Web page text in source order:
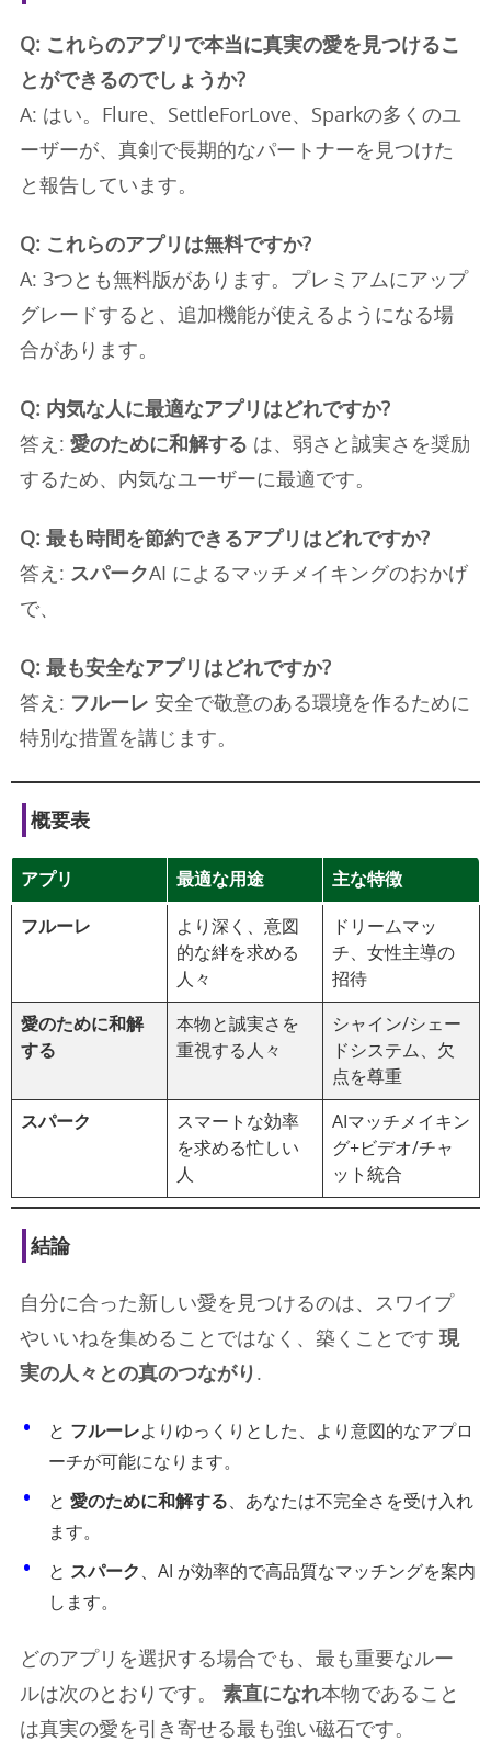
Q: これらのアプリで本当に真実の愛を見つけるこ
とができるのでしょうか?
A: はい。Flure、SettleForLove、Sparkの多くのユ
ーザーが、真剣で長期的なパートナーを見つけた
と報告しています。
Q: これらのアプリは無料ですか?
A: 3つとも無料版があります。プレミアムにアップ
グレードすると、追加機能が使えるようになる場
合があります。
Q: 内気な人に最適なアプリはどれですか?
答え: 愛のために和解する は、弱さと誠実さを奨励
するため、内気なユーザーに最適です。
Q: 最も時間を節約できるアプリはどれですか?
答え: スパークAI によるマッチメイキングのおかげ
で、
Q: 最も安全なアプリはどれですか?
答え: フルーレ 安全で敬意のある環境を作るために
特別な措置を講じます。
概要表
アプリ 最適な用途 主な特徴
フルーレ
より深く、意図
的な絆を求める
人々
ドリームマッ
チ、女性主導の
招待
愛のために和解
する
本物と誠実さを
重視する人々
シャイン/シェー
ドシステム、欠
点を尊重
スパーク
スマートな効率
を求める忙しい
人
AIマッチメイキン
グ+ビデオ/チャ
ット統合
結論
自分に合った新しい愛を見つけるのは、スワイプ
やいいねを集めることではなく、築くことです 現
実の人々との真のつながり .
と フルーレよりゆっくりとした、より意図的なアプロ
ーチが可能になります。
と 愛のために和解する 、あなたは不完全さを受け入れ
ます。
と スパーク
、AI が効率的で高品質なマッチングを案内
します。
どのアプリを選択する場合でも、最も重要なルー
ルは次のとおりです。 素直になれ本物であること
は真実の愛を引き寄せる最も強い磁石です。